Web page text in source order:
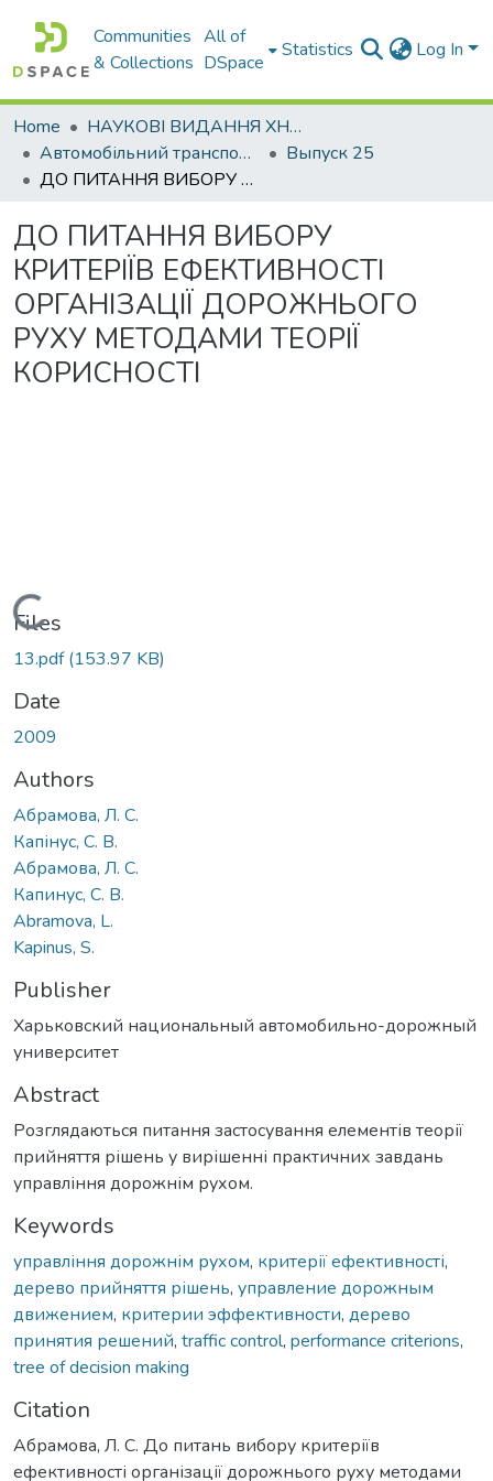
Communities
& Collections
All of
DSpace
Statistics Log In
Home
НАУКОВІ ВИДАННЯ ХНАДУ
Автомобільний транспорт / Автомобильный транспорт
Выпуск 25
ДО ПИТАННЯ ВИБОРУ КРИТЕРІЇВ ЕФЕКТИВНОСТІ ОРГАНІЗАЦІЇ ДОРОЖНЬОГО РУХУ МЕТОДАМИ ТЕОРІЇ КОРИСНОСТІ
ДО ПИТАННЯ ВИБОРУ
КРИТЕРІЇВ ЕФЕКТИВНОСТІ
ОРГАНІЗАЦІЇ ДОРОЖНЬОГО
РУХУ МЕТОДАМИ ТЕОРІЇ
КОРИСНОСТІ
Loading...
Files
13.pdf(153.97 KB)
Date
2009
Authors
Абрамова, Л. С.
Капінус, С. В.
Абрамова, Л. С.
Капинус, С. В.
Abramova, L.
Kapinus, S.
Publisher
Харьковский национальный автомобильно-дорожный
университет
Abstract
Розглядаються питання застосування елементів теорії
прийняття рішень у вирішенні практичних завдань
управління дорожнім рухом.
Keywords
управління дорожнім рухом, критерії ефективності,
дерево прийняття рішень, управление дорожным
движением, критерии эффективности, дерево
принятия решений, traffic control, performance criterions,
tree of decision making
Citation
Абрамова, Л. С. До питань вибору критеріїв
ефективності організації дорожнього руху методами